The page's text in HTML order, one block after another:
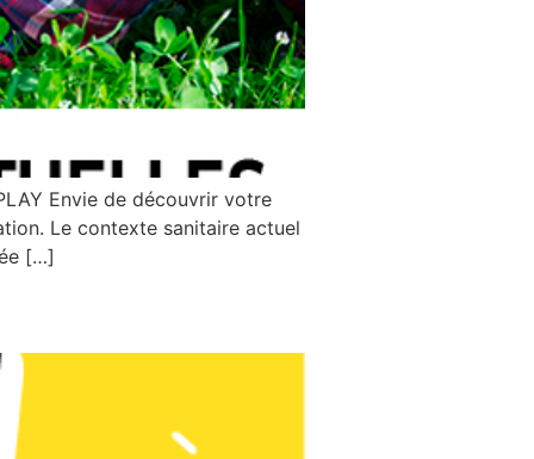
Envie de découvrir votre
Le contexte sanitaire actuel
[…]